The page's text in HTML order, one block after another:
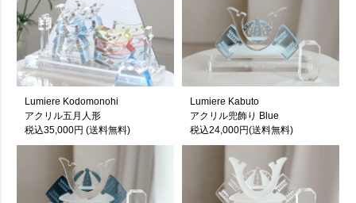
Lumiere Kodomonohi
アクリル五月人形
税込35,000円 (送料無料)
Lumiere Kabuto
アクリル兜飾り Blue
税込24,000円(送料無料)